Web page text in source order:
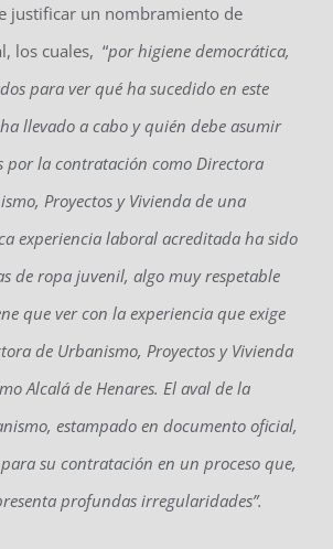
justificar un nombramiento de
los cuales, “por higiene democrática,
para ver qué ha sucedido en este
llevado a cabo y quién debe asumir
por la contratación como Directora
Proyectos y Vivienda de una
experiencia laboral acreditada ha sido
de ropa juvenil, algo muy respetable
que ver con la experiencia que exige
de Urbanismo, Proyectos y Vivienda
Alcalá de Henares. El aval de la
estampado en documento oficial,
su contratación en un proceso que,
profundas irregularidades”.